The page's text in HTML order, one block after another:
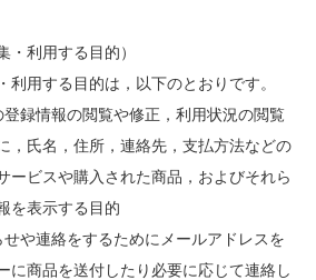
・利用する目的）
利用する目的は，以下のとおりです。
登録情報の閲覧や修正，利用状況の閲覧
，氏名，住所，連絡先，支払方法などの
ービスや購入された商品，およびそれら
を表示する目的
せや連絡をするためにメールアドレスを
に商品を送付したり必要に応じて連絡し